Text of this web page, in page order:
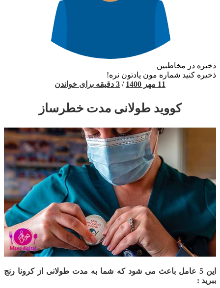
ذخیره در مخاطبین
ذخیره کنید شماره مون یادتون نره!
11 مهر 1400
/ 3 دقیقه برای خواندن
کووید طولانی مدت خطرساز
این 5 عامل باعث می شود که شما به مدت طولانی از کرونا رنج
ببرید :